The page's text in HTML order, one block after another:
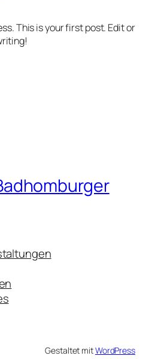
This is your first post. Edit or
Gestaltet mitWordPress